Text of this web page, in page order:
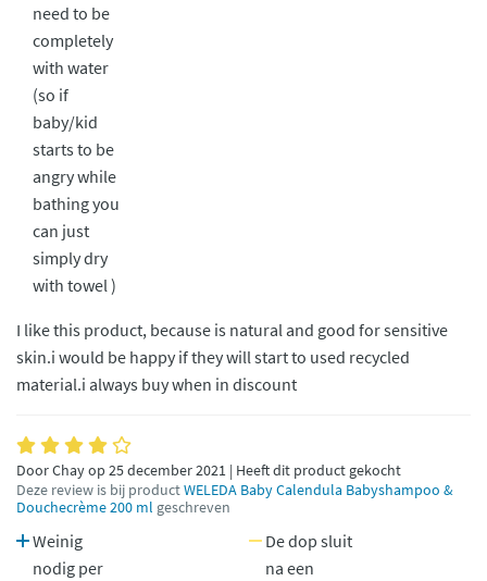
need to be
completely
with water
(so if
baby/kid
starts to be
angry while
bathing you
can just
simply dry
with towel )
I like this product, because is natural and good for sensitive
skin.i would be happy if they will start to used recycled
material.i always buy when in discount
Door Chay op 25 december 2021 | Heeft dit product gekocht
Deze review is bij productWELEDA Baby Calendula Babyshampoo &
Douchecrème 200 ml geschreven
Weinig
nodig per
De dop sluit
na een